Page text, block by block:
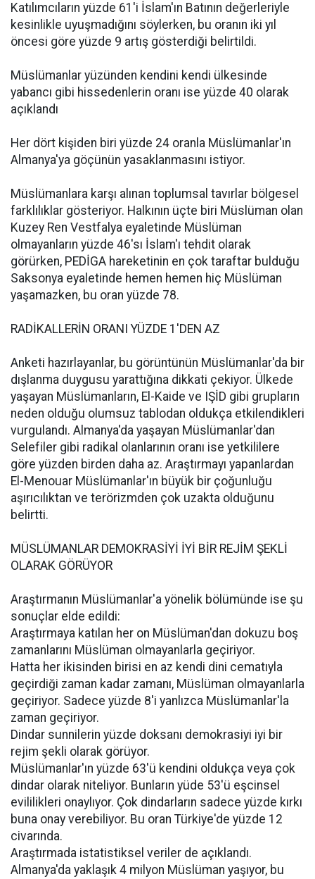
Katılımcıların yüzde 61'i İslam'ın Batının değerleriyle
kesinlikle uyuşmadığını söylerken, bu oranın iki yıl
öncesi göre yüzde 9 artış gösterdiği belirtildi.
Müslümanlar yüzünden kendini kendi ülkesinde
yabancı gibi hissedenlerin oranı ise yüzde 40 olarak
açıklandı
Her dört kişiden biri yüzde 24 oranla Müslümanlar'ın
Almanya'ya göçünün yasaklanmasını istiyor.
Müslümanlara karşı alınan toplumsal tavırlar bölgesel
farklılıklar gösteriyor. Halkının üçte biri Müslüman olan
Kuzey Ren Vestfalya eyaletinde Müslüman
olmayanların yüzde 46'sı İslam'ı tehdit olarak
görürken, PEDİGA hareketinin en çok taraftar bulduğu
Saksonya eyaletinde hemen hemen hiç Müslüman
yaşamazken, bu oran yüzde 78.
RADİKALLERİN ORANI YÜZDE 1'DEN AZ
Anketi hazırlayanlar, bu görüntünün Müslümanlar'da bir
dışlanma duygusu yarattığına dikkati çekiyor. Ülkede
yaşayan Müslümanların, El-Kaide ve IŞİD gibi grupların
neden olduğu olumsuz tablodan oldukça etkilendikleri
vurgulandı. Almanya'da yaşayan Müslümanlar'dan
Selefiler gibi radikal olanlarının oranı ise yetkililere
göre yüzden birden daha az. Araştırmayı yapanlardan
El-Menouar Müslümanlar'ın büyük bir çoğunluğu
aşırıcılıktan ve terörizmden çok uzakta olduğunu
belirtti.
MÜSLÜMANLAR DEMOKRASİYİ İYİ BİR REJİM ŞEKLİ
OLARAK GÖRÜYOR
Araştırmanın Müslümanlar'a yönelik bölümünde ise şu
sonuçlar elde edildi:
Araştırmaya katılan her on Müslüman'dan dokuzu boş
zamanlarını Müslüman olmayanlarla geçiriyor.
Hatta her ikisinden birisi en az kendi dini cematıyla
geçirdiği zaman kadar zamanı, Müslüman olmayanlarla
geçiriyor. Sadece yüzde 8'i yanlızca Müslümanlar'la
zaman geçiriyor.
Dindar sunnilerin yüzde doksanı demokrasiyi iyi bir
rejim şekli olarak görüyor.
Müslümanlar'ın yüzde 63'ü kendini oldukça veya çok
dindar olarak niteliyor. Bunların yüde 53'ü eşcinsel
evililikleri onaylıyor. Çok dindarların sadece yüzde kırkı
buna onay verebiliyor. Bu oran Türkiye'de yüzde 12
civarında.
Araştırmada istatistiksel veriler de açıklandı.
Almanya'da yaklaşık 4 milyon Müslüman yaşıyor, bu